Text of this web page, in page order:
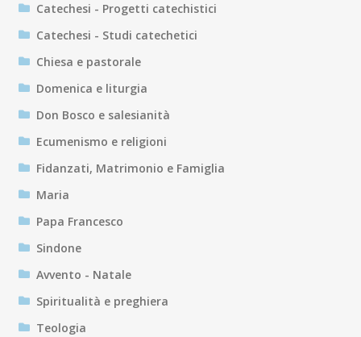
Catechesi - Progetti catechistici
Catechesi - Studi catechetici
Chiesa e pastorale
Domenica e liturgia
Don Bosco e salesianità
Ecumenismo e religioni
Fidanzati, Matrimonio e Famiglia
Maria
Papa Francesco
Sindone
Avvento - Natale
Spiritualità e preghiera
Teologia